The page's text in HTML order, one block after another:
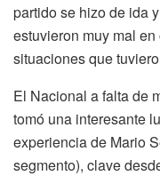
partido se hizo de ida
estuvieron muy mal
situaciones que
El Nacional a falta de
tomó una interesante
experiencia de Mario
segmento), clave